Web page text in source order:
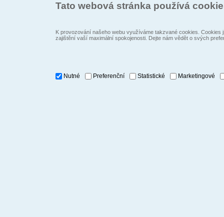
Tato webová stránka používá
K provozování našeho webu využíváme takzvané cookies.
zajištění vaší maximální spokojenosti. Dejte nám vědět o svých
Nutné Preferenční Statistické Marketingové